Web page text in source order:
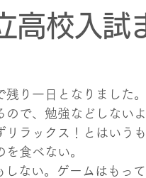
高校入試
り一日となりました。
ので、勉強などしない
リラックス！とはいう
食べない。
しない。ゲームはもって